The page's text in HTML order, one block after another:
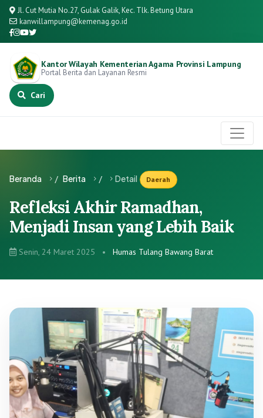
Jl. Cut Mutia No.27, Gulak Galik, Kec. Tlk. Betung Utara
kanwillampung@kemenag.go.id
Kantor Wilayah Kementerian Agama Provinsi Lampung
Portal Berita dan Layanan Resmi
Cari
Beranda / Berita / Detail Daerah
Refleksi Akhir Ramadhan,
Menjadi Insan yang Lebih Baik
Senin, 24 Maret 2025 • Humas Tulang Bawang Barat